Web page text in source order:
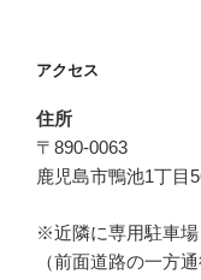
アクセス
住所
〒890-0063
鹿児島市鴨池1丁目
※近隣に専用駐車場
（前面道路の一方